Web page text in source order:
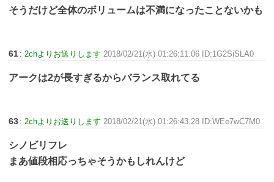
そうだけど全体のボリュームは不満になったことないかも
61 : 2chよりお送りします 2018/02/21(水) 01:26:11.06 ID:1G2SiSLA0
アークは2が長すぎるからバランス取れてる
63 : 2chよりお送りします 2018/02/21(水) 01:26:43.28 ID:WEe7wC7M0
シノビリフレ
まあ値段相応っちゃそうかもしれんけど